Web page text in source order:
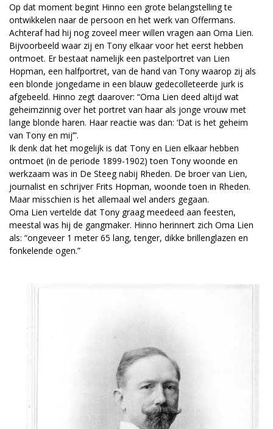
Op dat moment begint Hinno een grote belangstelling te
ontwikkelen naar de persoon en het werk van Offermans.
Achteraf had hij nog zoveel meer willen vragen aan Oma Lien.
Bijvoorbeeld waar zij en Tony elkaar voor het eerst hebben
ontmoet. Er bestaat namelijk een pastelportret van Lien
Hopman, een halfportret, van de hand van Tony waarop zij als
een blonde jongedame in een blauw gedecolleteerde jurk is
afgebeeld. Hinno zegt daarover: “Oma Lien deed altijd wat
geheimzinnig over het portret van haar als jonge vrouw met
lange blonde haren. Haar reactie was dan: ‘Dat is het geheim
van Tony en mij’”.
Ik denk dat het mogelijk is dat Tony en Lien elkaar hebben
ontmoet (in de periode 1899-1902) toen Tony woonde en
werkzaam was in De Steeg nabij Rheden. De broer van Lien,
journalist en schrijver Frits Hopman, woonde toen in Rheden.
Maar misschien is het allemaal wel anders gegaan.
Oma Lien vertelde dat Tony graag meedeed aan feesten,
meestal was hij de gangmaker. Hinno herinnert zich Oma Lien
als: “ongeveer 1 meter 65 lang, tenger, dikke brillenglazen en
fonkelende ogen.”